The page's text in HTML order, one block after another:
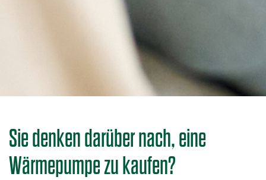
Sie denken darüber nach, eine
Wärmepumpe zu kaufen?